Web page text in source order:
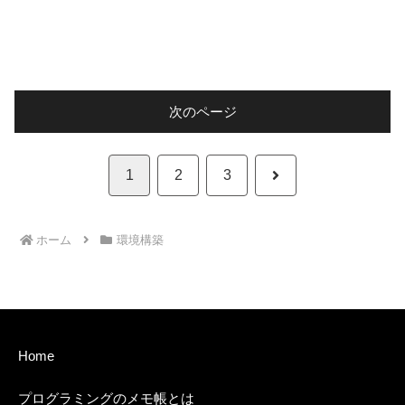
次のページ
1 2 3 次
ホーム 環境構築
Home
プログラミングのメモ帳とは